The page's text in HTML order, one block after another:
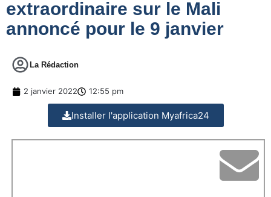
extraordinaire sur le Mali
annoncé pour le 9 janvier
La Rédaction
2 janvier 2022 12:55 pm
Installer l'application Myafrica24